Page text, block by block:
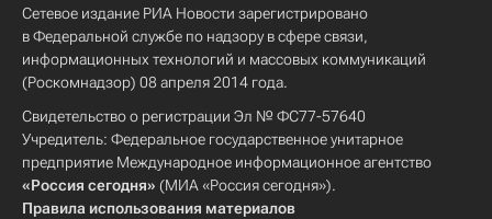
Сетевое издание РИА Новости зарегистрировано
в Федеральной службе по надзору в сфере связи,
информационных технологий и массовых коммуникаций
(Роскомнадзор) 08 апреля 2014 года.
Свидетельство о регистрации Эл № ФС77-57640
Учредитель: Федеральное государственное унитарное
предприятие Международное информационное агентство
«Россия сегодня» (МИА «Россия сегодня»).
Правила использования материалов